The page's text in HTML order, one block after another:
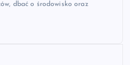
dbać o środowisko oraz